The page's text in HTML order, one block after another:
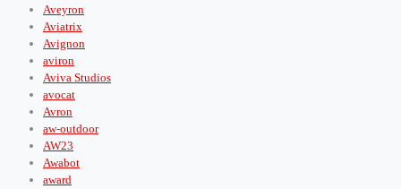
Aveyron
Aviatrix
Avignon
aviron
Aviva Studios
avocat
Avron
aw-outdoor
AW23
Awabot
award